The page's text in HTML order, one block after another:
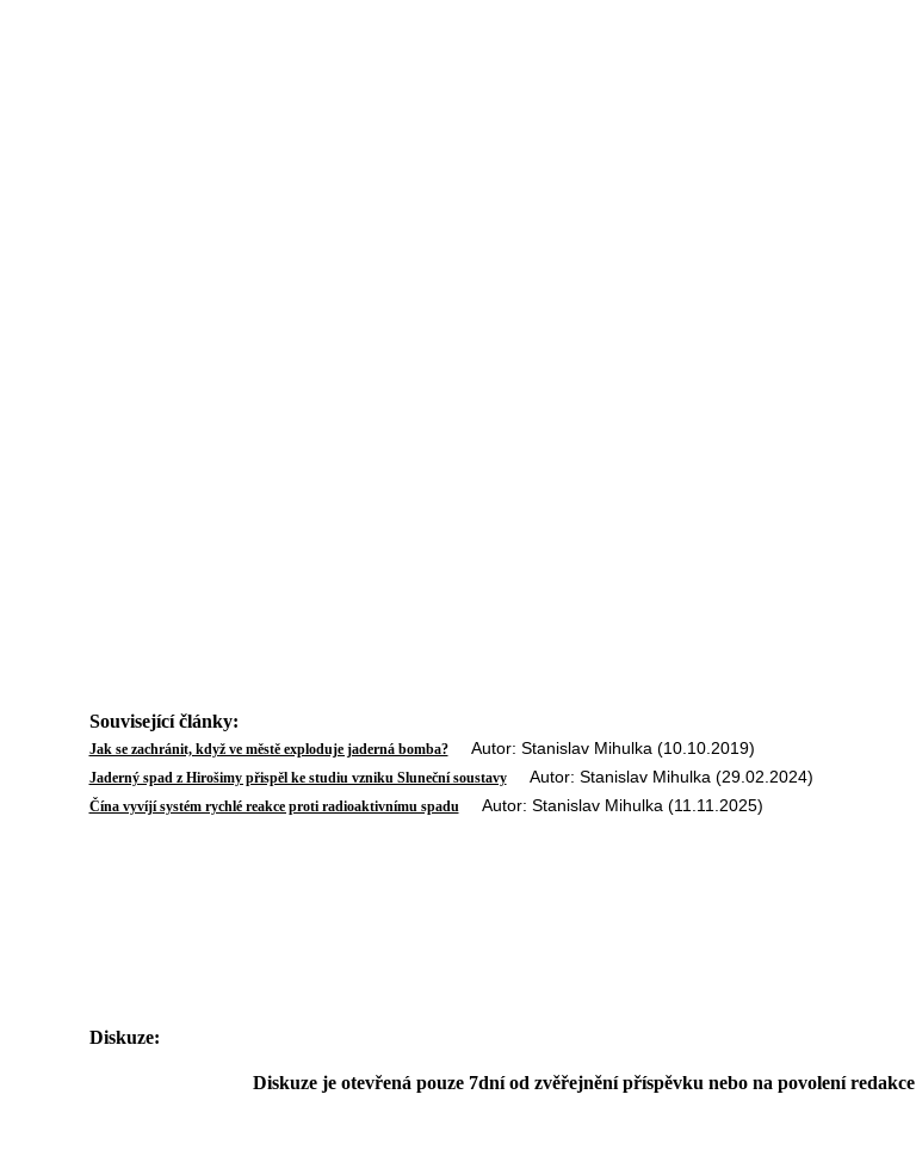
Související články:
Jak se zachránit, když ve městě exploduje jaderná bomba?Autor: Stanislav Mihulka (10.10.2019)
Jaderný spad z Hirošimy přispěl ke studiu vzniku Sluneční soustavyAutor: Stanislav Mihulka (29.02.2024)
Čína vyvíjí systém rychlé reakce proti radioaktivnímu spadu Autor: Stanislav Mihulka (11.11.2025)
Diskuze:
Diskuze je otevřená pouze 7dní od zvěřejnění příspěvku nebo na povolení redakce